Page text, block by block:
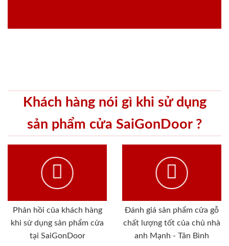
Khách hàng nói gì khi sử dụng
sản phẩm cửa SaiGonDoor ?
Phản hồi của khách hàng
khi sử dụng sản phẩm cửa
tại SaiGonDoor
Đánh giá sản phẩm cửa gỗ
chất lượng tốt của chủ nhà
anh Mạnh - Tân Bình